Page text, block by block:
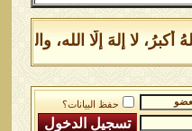
أكبرُ، لا إلهَ إلَّا الله،
حفظ البيانات؟